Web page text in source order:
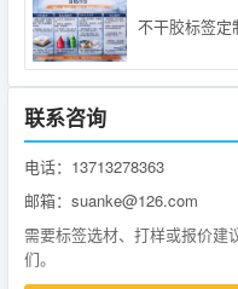
不干胶标签定
联系咨询
电话：13713278363
邮箱：suanke@126.com
需要标签选材、打样或报价建
们。